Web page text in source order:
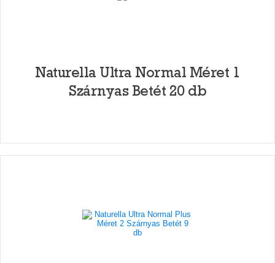
Naturella Ultra Normal Méret 1
Szárnyas Betét 20 db